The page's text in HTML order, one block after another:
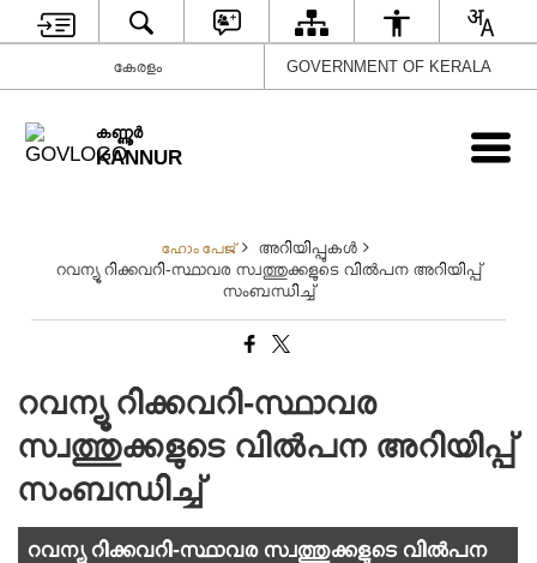
കേരളം GOVERNMENT OF KERALA
കണ്ണൂര്‍
KANNUR
ഹോം പേജ്
അറിയിപ്പുകള്‍
റവന്യൂ റിക്കവറി-സ്ഥാവര സ്വത്തുക്കളുടെ വിൽപന അറിയിപ്പ്
സംബന്ധിച്ച്
റവന്യൂ റിക്കവറി-സ്ഥാവര
സ്വത്തുക്കളുടെ വിൽപന അറിയിപ്പ്
സംബന്ധിച്ച്
റവന്യൂ റിക്കവറി-സ്ഥാവര സ്വത്തുക്കളുടെ വിൽപന